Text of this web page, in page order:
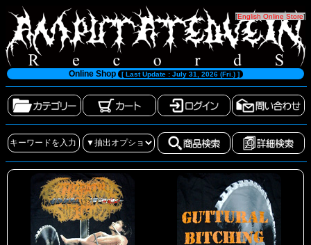
[English Online Store]
Online Shop [ Last Update : July 31, 2026 (Fri.) ]